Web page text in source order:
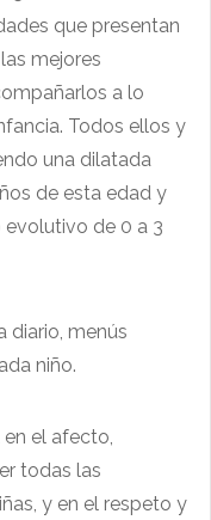
que presentan
mejores
a lo
Todos ellos y
una dilatada
de esta edad y
de 0 a 3
diario, menús
niño.
el afecto,
todas las
y en el respeto y